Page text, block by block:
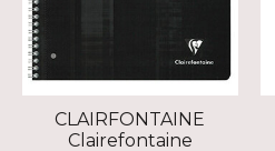
CLAIRFONTAINE
Clairefontaine